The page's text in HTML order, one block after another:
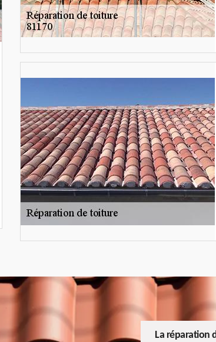
La réparation